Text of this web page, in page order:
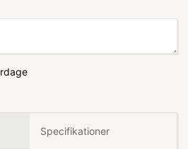
Specifikationer